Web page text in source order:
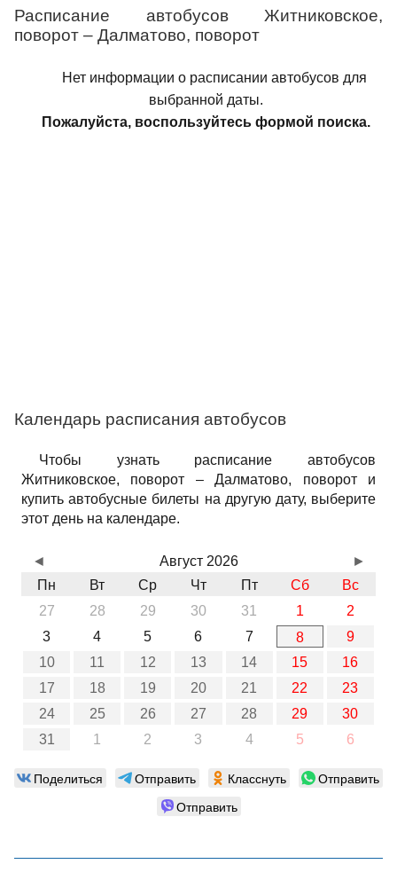
Расписание автобусов Житниковское,
поворот – Далматово, поворот
Нет информации о расписании автобусов для
выбранной даты.
Пожалуйста, воспользуйтесь формой поиска.
Календарь расписания автобусов
Чтобы узнать расписание автобусов
Житниковское, поворот – Далматово, поворот и
купить автобусные билеты на другую дату, выберите
этот день на календаре.
Август 2026
Пн
Вт Ср Чт Пт Сб
Вс
27
28 29 30 31 1
2
3
4 5 6 7 8
9
10
11 12 13 14 15
16
17
18 19 20 21 22
23
24
25 26 27 28 29
30
31
1 2 3 4 5 6
◄ ►
Поделиться Отправить Класснуть
Отправить
Отправить